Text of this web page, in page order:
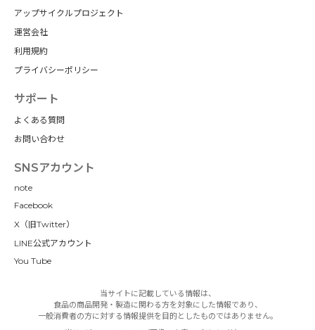
アップサイクルプロジェクト
運営会社
利用規約
プライバシーポリシー
サポート
よくある質問
お問い合わせ
SNSアカウント
note
Facebook
X（旧Twitter）
LINE公式アカウント
You Tube
当サイトに記載している情報は、
食品の商品開発・製造に関わる方を対象にした情報であり、
一般消費者の方に対する情報提供を目的としたものではありません。